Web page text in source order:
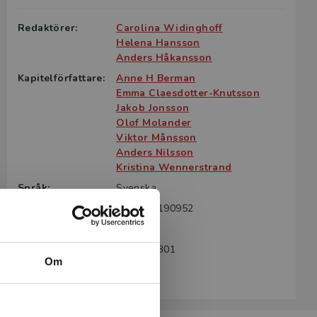
Om
Redaktörer:
Carolina Widinghoff
Helena Hansson
Anders Håkansson
Kapitelförfattare:
Anne H Berman
Emma Claesdotter-Knutsson
Jakob Jonsson
Olof Molander
Viktor Månsson
Anders Nilsson
Kristina Wennerstrand
Språk:
Svenska
9789144190952
2025
40608-SB01
Upplaga: